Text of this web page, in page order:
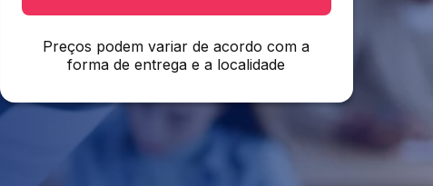
Preços podem variar de acordo com a
forma de entrega e a localidade